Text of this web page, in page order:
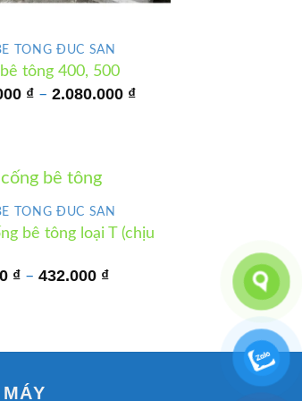
TÔNG ĐÚC SẴN
tông 400, 500
₫ – 2.080.000 ₫Khoảng
TÔNG ĐÚC SẴN
bê tông loại T (chịu
₫ – 432.000 ₫Khoảng
432.000 ₫